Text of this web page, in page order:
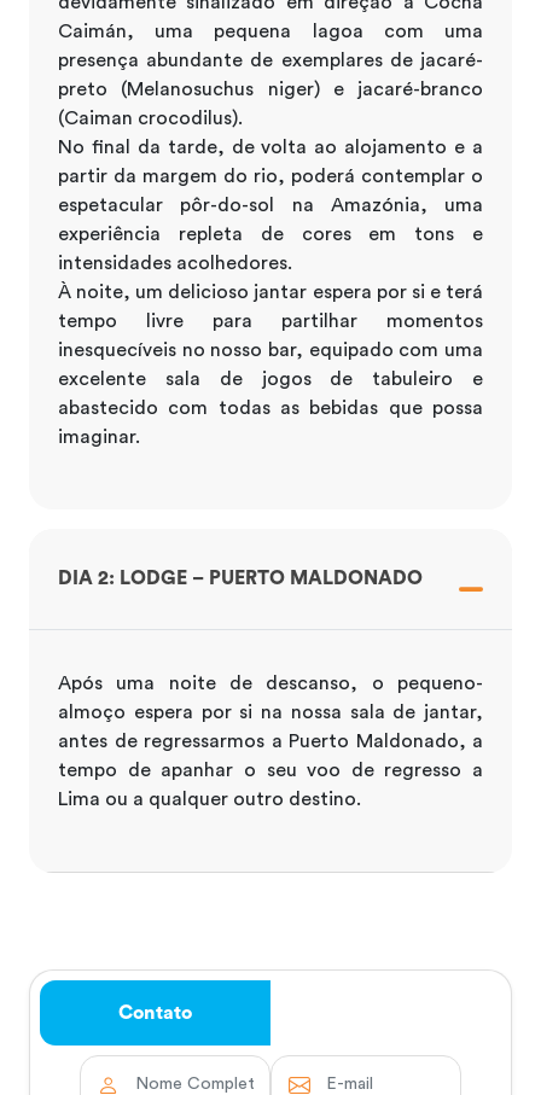
Caimán, uma pequena lagoa com uma
presença abundante de exemplares de jacaré-
preto (Melanosuchus niger) e jacaré-branco
(Caiman crocodilus).
No final da tarde, de volta ao alojamento e a
partir da margem do rio, poderá contemplar o
espetacular pôr-do-sol na Amazónia, uma
experiência repleta de cores em tons e
intensidades acolhedores.
À noite, um delicioso jantar espera por si e terá
tempo livre para partilhar momentos
inesquecíveis no nosso bar, equipado com uma
excelente sala de jogos de tabuleiro e
abastecido com todas as bebidas que possa
imaginar.
DIA 2: LODGE – PUERTO MALDONADO
Após uma noite de descanso, o pequeno-
almoço espera por si na nossa sala de jantar,
antes de regressarmos a Puerto Maldonado, a
tempo de apanhar o seu voo de regresso a
Lima ou a qualquer outro destino.
Contato